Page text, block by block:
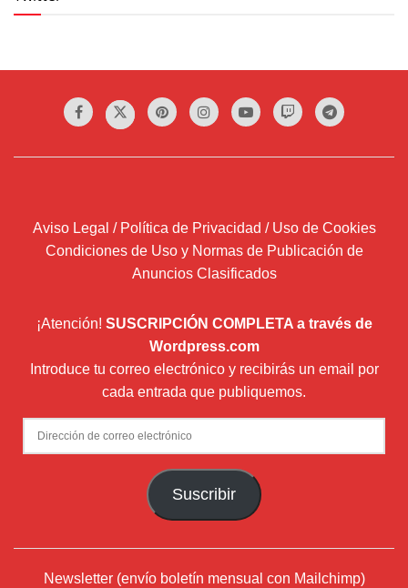
Aviso Legal / Política de Privacidad / Uso de Cookies
Condiciones de Uso y Normas de Publicación de
Anuncios Clasificados
¡Atención! SUSCRIPCIÓN COMPLETA a través de
Wordpress.com
Introduce tu correo electrónico y recibirás un email por
cada entrada que publiquemos.
Dirección
de
Suscribir
Newsletter (envío boletín mensual con Mailchimp)